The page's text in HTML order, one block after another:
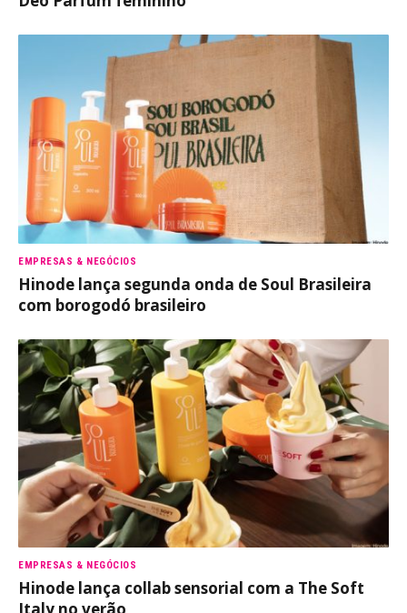
EMPRESAS & NEGÓCIOS
Hinode lança segunda onda de Soul Brasileira
com borogodó brasileiro
EMPRESAS & NEGÓCIOS
Hinode lança collab sensorial com a The Soft